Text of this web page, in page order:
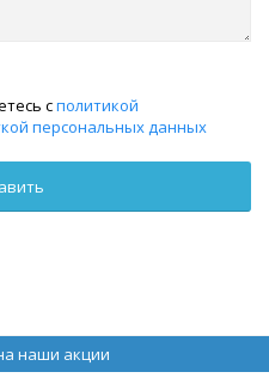
сполитикой
персональных данных
наши акции